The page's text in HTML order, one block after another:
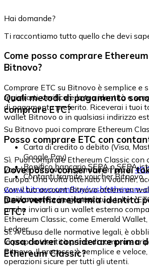
Hai domande?
Ti raccontiamo tutto quello che devi
Come posso comprare
Bitnovo?
Comprare ETC su Bitnovo è semplice e
registrarti, verificare la tua identità e
di pagamento preferito. Riceverai i tuoi
wallet Bitnovo o in qualsiasi indirizzo
Quali metodi di pagamento
comprare ETC?
Su Bitnovo puoi comprare Ethereum
Carta di credito o debito (Visa,
Google Pay)
Bonifico bancario SEPA o SEPA
Contanti tramite voucher Bitnovo
Posso comprare ETC con
Sì. Puoi comprare Ethereum Classic
voucher Bitnovo, disponibili in più di
Europa. Una volta ottenuto il voucher,
www.bitnovo.com/buy/cash/ethereum-
rapidamente e in sicurezza.
Dove posso conservare i miei
Con il tuo account Bitnovo ottieni un
puoi conservare e gestire i tuoi token
anche inviarli a un wallet esterno
Ethereum Classic, come Emerald
Ledger.
Devo verificare la mia identità
ETC?
Sì. A causa delle normative legali, è
la propria identità prima di comprare
Bitnovo. Il processo è semplice e
operazioni sicure per tutti gli utenti.
Cosa dovrei considerare prima
Ethereum Classic?